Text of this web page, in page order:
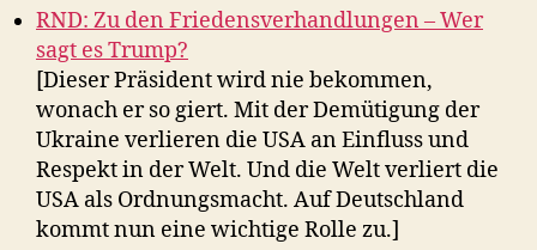
RND: Zu den Friedensverhandlungen – Wer
sagt es Trump?
[Dieser Präsident wird nie bekommen,
wonach er so giert. Mit der Demütigung der
Ukraine verlieren die USA an Einfluss und
Respekt in der Welt. Und die Welt verliert die
USA als Ordnungsmacht. Auf Deutschland
kommt nun eine wichtige Rolle zu.]